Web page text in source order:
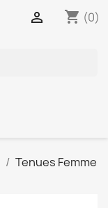
shopping_cart (0)

Tenues Femme